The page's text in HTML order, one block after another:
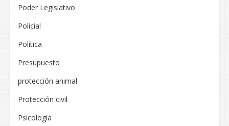
Poder Legislativo
Policial
Política
Presupuesto
protección animal
Protección civil
Psicología